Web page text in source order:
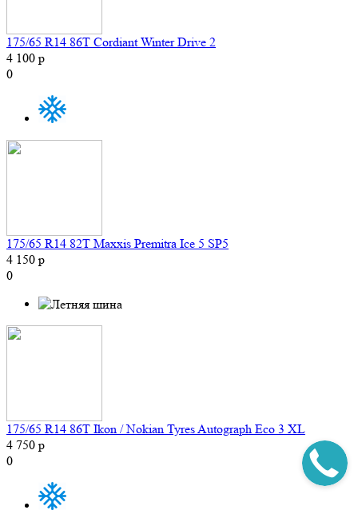
175/65 R14 86T Cordiant Winter Drive 2
4 100 р
0
175/65 R14 82T Maxxis Premitra Ice 5 SP5
4 150 р
0
175/65 R14 86T Ikon / Nokian Tyres Autograph Eco 3 XL
4 750 р
0